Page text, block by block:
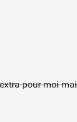
pour moi